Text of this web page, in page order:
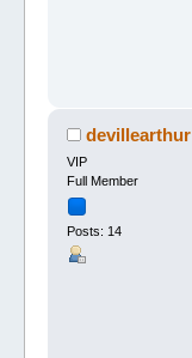
devillearthur
VIP
Full Member
Posts: 14